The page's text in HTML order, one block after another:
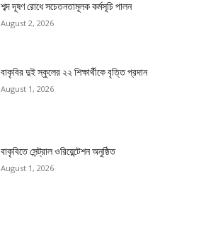
শব্দ দূষণ রোধে সচেতনতামূলক কর্মসূচি পালন
August 2, 2026
বাকৃবির দুই স্কুলের ২২ শিক্ষার্থীকে বৃত্তি প্রদান
August 1, 2026
বাকৃবিতে সেন্ট্রাল ওরিয়েন্টেশন অনুষ্ঠিত
August 1, 2026